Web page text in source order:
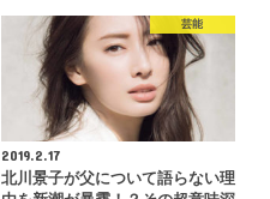
芸能
2019.2.17
北川景子が父について語らない理